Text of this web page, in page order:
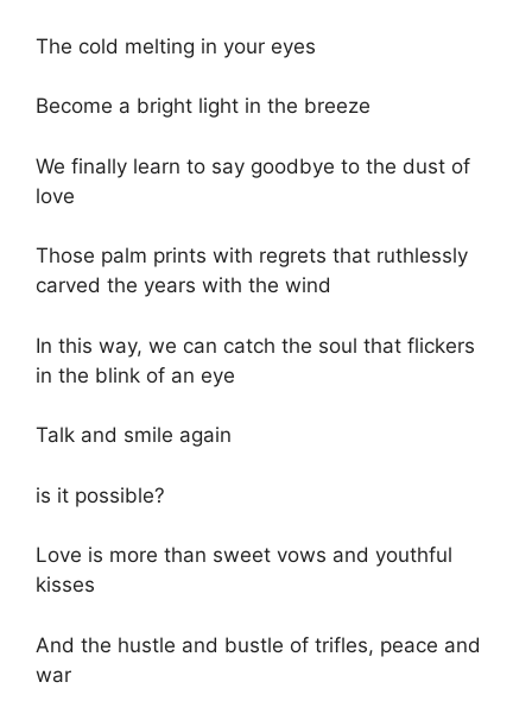
The cold melting in your eyes
Become a bright light in the breeze
We finally learn to say goodbye to the dust of
love
Those palm prints with regrets that ruthlessly
carved the years with the wind
In this way, we can catch the soul that flickers
in the blink of an eye
Talk and smile again
is it possible?
Love is more than sweet vows and youthful
kisses
And the hustle and bustle of trifles, peace and
war